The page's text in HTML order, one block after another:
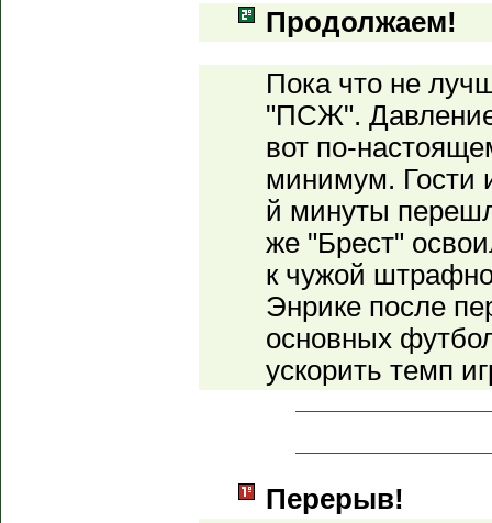
Продолжаем!
Пока что не
"ПСЖ". Давление
вот по-
минимум. Гости
й минуты
же "Брест"
к чужой
Энрике после
основных
ускорить темп
Перерыв!